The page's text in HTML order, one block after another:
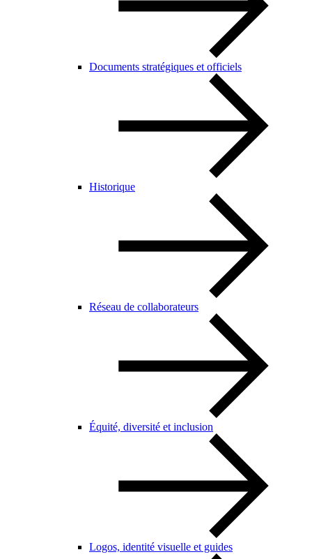
Documents stratégiques et officiels
Historique
Réseau de collaborateurs
Équité, diversité et inclusion
Logos, identité visuelle et guides